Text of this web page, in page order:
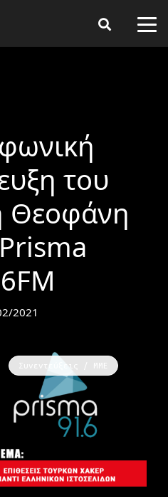
του
Θεοφάνη
2021
Συνεντεύξεις / ΜΜΕ